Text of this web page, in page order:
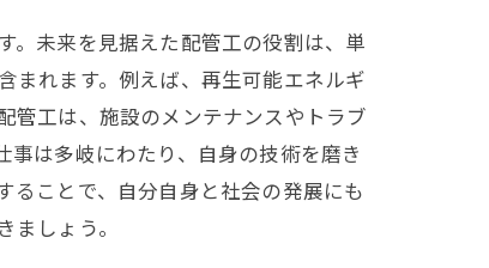
。未来を見据えた配管工の役割は、単
まれます。例えば、再生可能エネルギ
管工は、施設のメンテナンスやトラブ
は多岐にわたり、自身の技術を磨き
ることで、自分自身と社会の発展にも
しょう。